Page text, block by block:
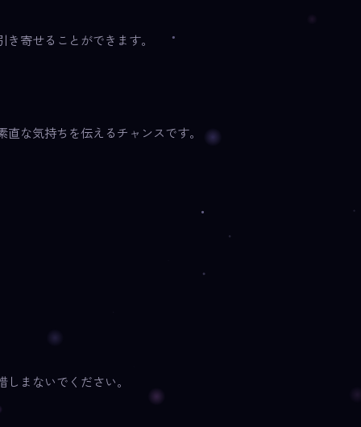
寄せることができます。
な気持ちを伝えるチャンスです。
まないでください。